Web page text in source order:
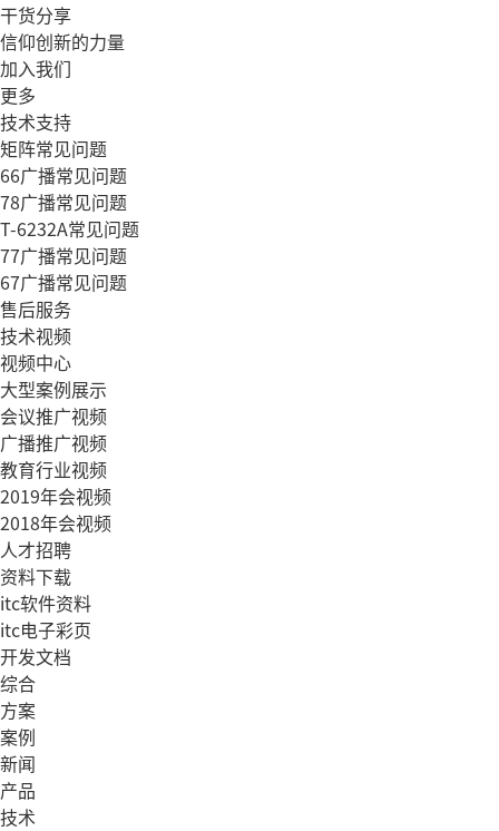
干货分享
信仰创新的力量
加入我们
更多
技术支持
矩阵常见问题
66广播常见问题
78广播常见问题
T-6232A常见问题
77广播常见问题
67广播常见问题
售后服务
技术视频
视频中心
大型案例展示
会议推广视频
广播推广视频
教育行业视频
2019年会视频
2018年会视频
人才招聘
资料下载
itc软件资料
itc电子彩页
开发文档
综合
方案
案例
新闻
产品
技术